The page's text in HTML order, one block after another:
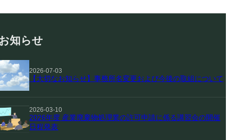
知らせ
2026-07-03
【大切なお知らせ】事務所名変更および今後の取組について
2026-03-10
2026年度 産業廃棄物処理業の許可申請に係る講習会の開催
日程発表